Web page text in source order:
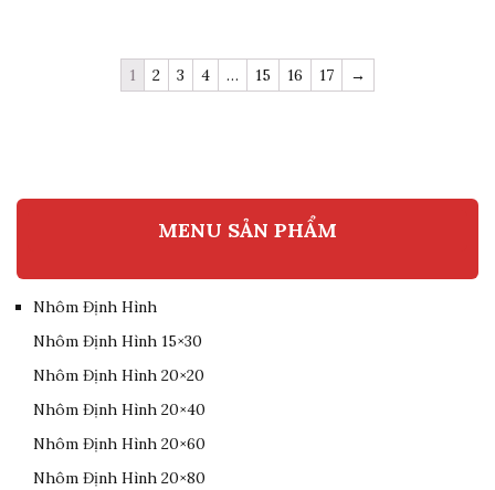
1 2 3 4 … 15 16 17 →
MENU SẢN PHẨM
Nhôm Định Hình
Nhôm Định Hình 15×30
Nhôm Định Hình 20×20
Nhôm Định Hình 20×40
Nhôm Định Hình 20×60
Nhôm Định Hình 20×80